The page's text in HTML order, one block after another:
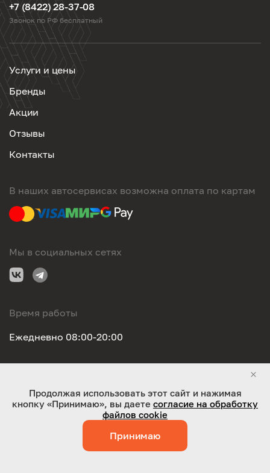
+7 (8422) 28-37-08
Звонок по РФ бесплатный
Услуги и цены
Бренды
Акции
Отзывы
Контакты
В наших автосервисах возможна оплата по картам
Мы в социальных сетях
Время работы
Ежедневно 08:00-20:00
ООО "Оригинал-сервис". Все права защищены 2026
Работает на технологиях:Jaky
Продолжая использовать этот сайт и нажимая
кнопку «Принимаю», вы даете согласие на обработку
файлов cookie
Принимаю